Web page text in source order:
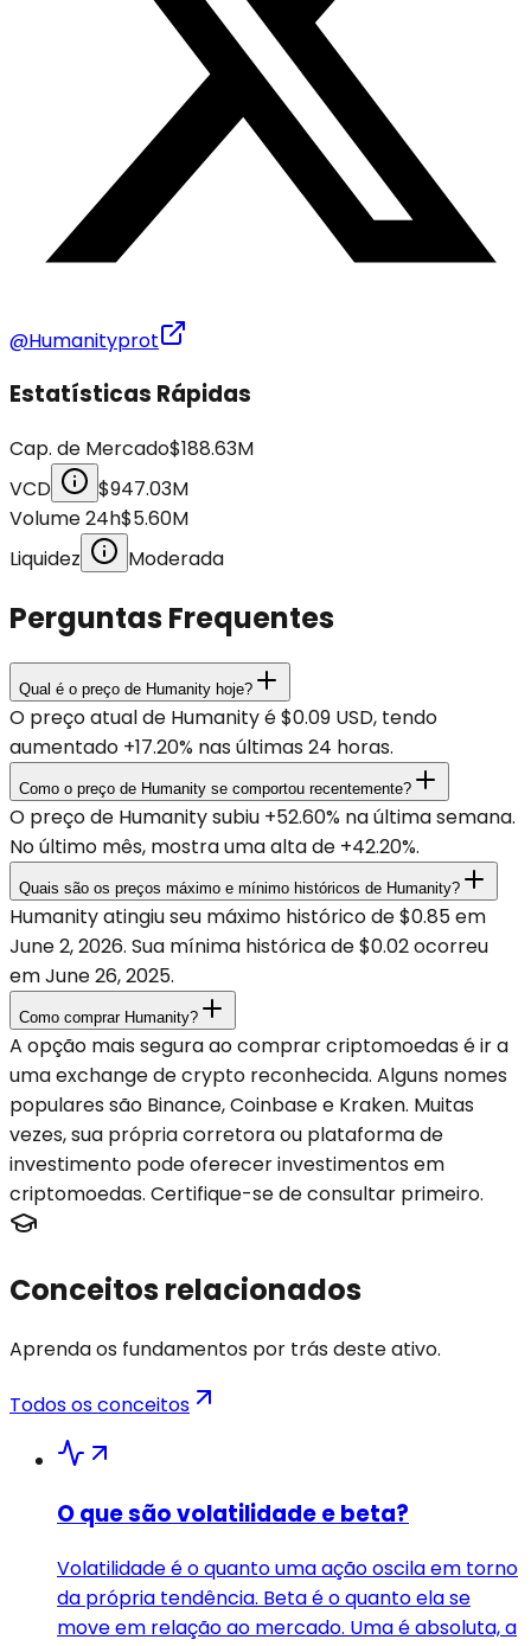
@Humanityprot
Estatísticas Rápidas
Cap. de Mercado$188.63M
VCD
$947.03M
Volume 24h$5.60M
Liquidez
Moderada
Perguntas Frequentes
Qual é o preço de Humanity hoje?
O preço atual de Humanity é $0.09 USD, tendo
aumentado +17.20% nas últimas 24 horas.
Como o preço de Humanity se comportou recentemente?
O preço de Humanity subiu +52.60% na última semana.
No último mês, mostra uma alta de +42.20%.
Quais são os preços máximo e mínimo históricos de Humanity?
Humanity atingiu seu máximo histórico de $0.85 em
June 2, 2026. Sua mínima histórica de $0.02 ocorreu
em June 26, 2025.
Como comprar Humanity?
A opção mais segura ao comprar criptomoedas é ir a
uma exchange de crypto reconhecida. Alguns nomes
populares são Binance, Coinbase e Kraken. Muitas
vezes, sua própria corretora ou plataforma de
investimento pode oferecer investimentos em
criptomoedas. Certifique-se de consultar primeiro.
Conceitos relacionados
Aprenda os fundamentos por trás deste ativo.
Todos os conceitos
O que são volatilidade e beta?
Volatilidade é o quanto uma ação oscila em torno
da própria tendência. Beta é o quanto ela se
move em relação ao mercado. Uma é absoluta, a